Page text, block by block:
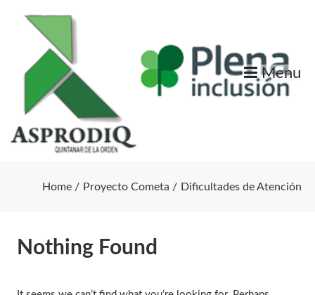
Menu
Home Proyecto Cometa Dificultades de Atención
Nothing Found